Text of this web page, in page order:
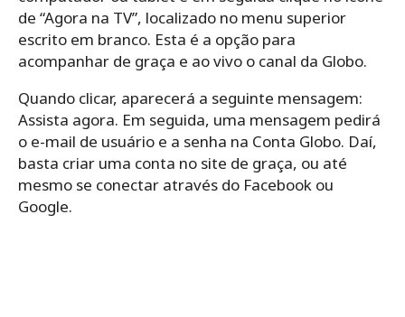
de “Agora na TV”, localizado no menu superior
escrito em branco. Esta é a opção para
acompanhar de graça e ao vivo o canal da Globo.
Quando clicar, aparecerá a seguinte mensagem:
Assista agora. Em seguida, uma mensagem pedirá
o e-mail de usuário e a senha na Conta Globo. Daí,
basta criar uma conta no site de graça, ou até
mesmo se conectar através do Facebook ou
Google.